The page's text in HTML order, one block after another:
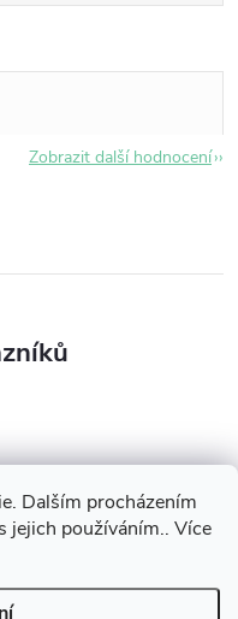
Dalším procházením
jejich používáním.. Více
Zobrazit další hodnocení